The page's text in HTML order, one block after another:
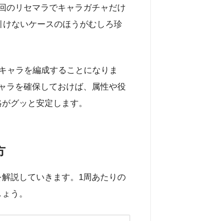
のリセマラでキャラガチャだけ
ないケースのほうがむしろ珍
ャラを編成することになりま
ラを確保しておけば、属性や役
グッと安定します。
説していきます。1周あたりの
う。